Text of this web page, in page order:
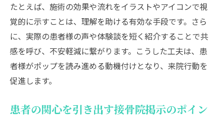
たとえば、施術の効果や流れをイラストやアイコンで視
覚的に示すことは、理解を助ける有効な手段です。さら
に、実際の患者様の声や体験談を短く紹介することで共
感を呼び、不安軽減に繋がります。こうした工夫は、患
者様がポップを読み進める動機付けとなり、来院行動を
促進します。
患者の関心を引き出す接骨院掲示のポイン